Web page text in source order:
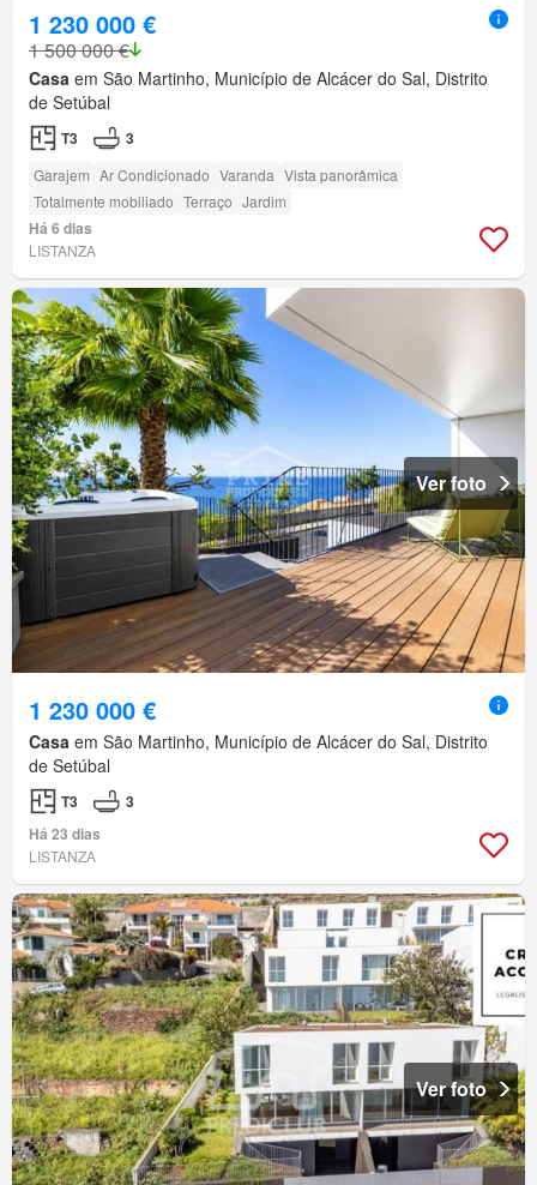
1 230 000 €
1 500 000 €
Casa em São Martinho, Município de Alcácer do Sal, Distrito
de Setúbal
T3 3
Garajem Ar Condicionado Varanda Vista panorâmica
Totalmente mobiliado Terraço Jardim
Há 6 dias
LISTANZA
Ver foto
1 230 000 €
Casa em São Martinho, Município de Alcácer do Sal, Distrito
de Setúbal
T3
3
Há 23 dias
LISTANZA
Ver foto